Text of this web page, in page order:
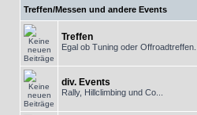
Treffen/Messen und andere Events
Treffen
Egal ob Tuning oder Offroadtreffen...
div. Events
Rally, Hillclimbing und Co...